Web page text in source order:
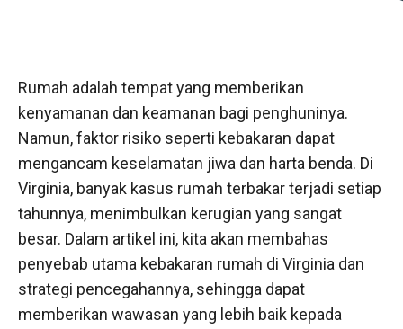
Rumah adalah tempat yang memberikan
kenyamanan dan keamanan bagi penghuninya.
Namun, faktor risiko seperti kebakaran dapat
mengancam keselamatan jiwa dan harta benda. Di
Virginia, banyak kasus rumah terbakar terjadi setiap
tahunnya, menimbulkan kerugian yang sangat
besar. Dalam artikel ini, kita akan membahas
penyebab utama kebakaran rumah di Virginia dan
strategi pencegahannya, sehingga dapat
memberikan wawasan yang lebih baik kepada